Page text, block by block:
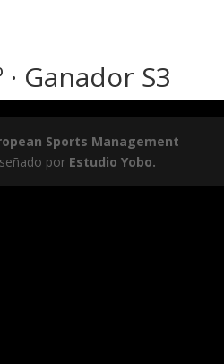
· Ganador S3
Sports Management
por Estudio Yobo.